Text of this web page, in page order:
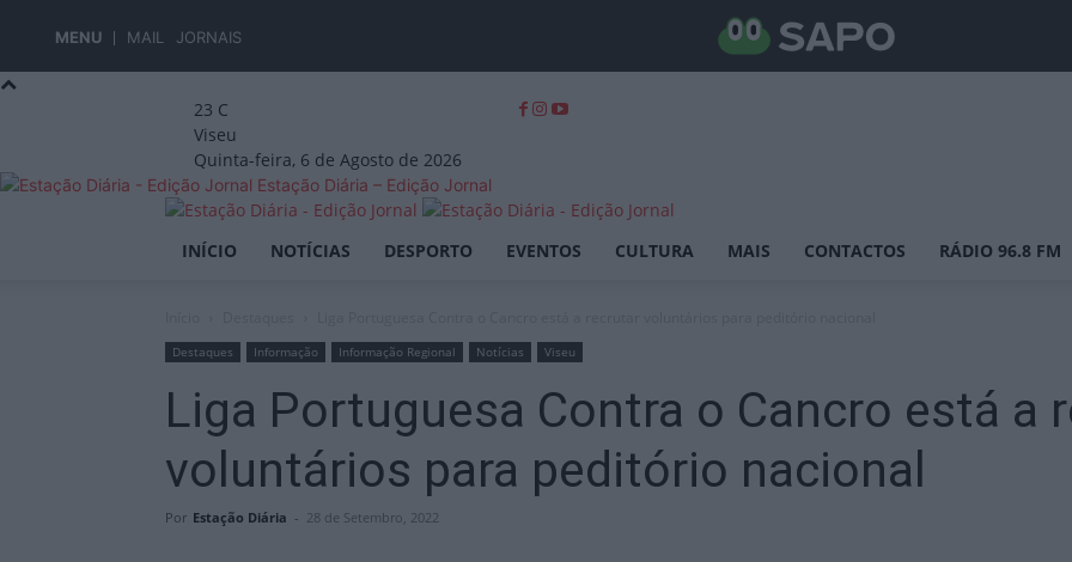
MENU MAIL JORNAIS
23 C
Viseu
Quinta-feira, 6 de Agosto de 2026
Estação Diária – Edição Jornal
INÍCIO NOTÍCIAS DESPORTO EVENTOS CULTURA MAIS CONTACTOS RÁDIO 96.8 FM
Destaques Informação Informação Regional Notícias Viseu
Liga Portuguesa Contra o Cancro está a
voluntários para peditório nacional
Por Estação Diária - 28 de Setembro, 2022